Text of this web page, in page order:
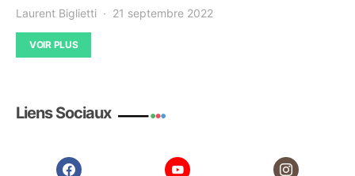
Laurent Biglietti 21 septembre 2022
VOIR PLUS
Liens Sociaux